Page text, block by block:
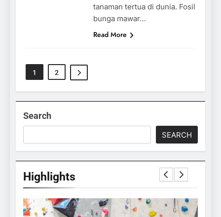
tanaman tertua di dunia. Fosil
bunga mawar…
Read More
1 2
Search
SEARCH
Highlights